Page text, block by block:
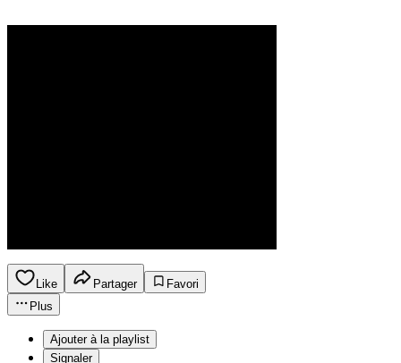
Like Partager
Favori
Plus
Ajouter à la playlist
Signaler